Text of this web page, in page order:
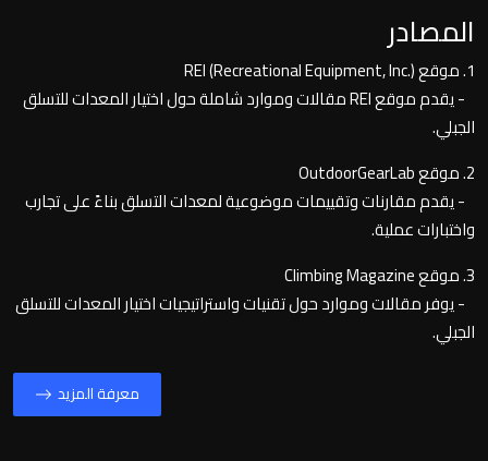
المصادر
1. موقع REI (Recreational Equipment, Inc.)
- يقدم موقع REI مقالات وموارد شاملة حول اختيار المعدات للتسلق
الجبلي.
2. موقع OutdoorGearLab
- يقدم مقارنات وتقييمات موضوعية لمعدات التسلق بناءً على تجارب
واختبارات عملية.
3. موقع Climbing Magazine
- يوفر مقالات وموارد حول تقنيات واستراتيجيات اختيار المعدات للتسلق
الجبلي.
معرفة المزيد